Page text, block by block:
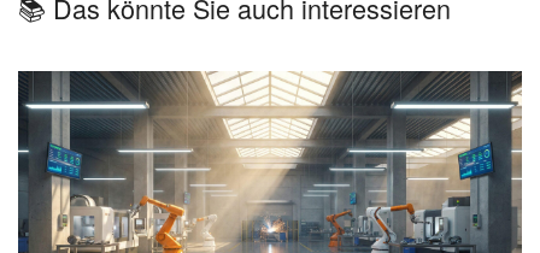
📚 Das könnte Sie auch interessieren